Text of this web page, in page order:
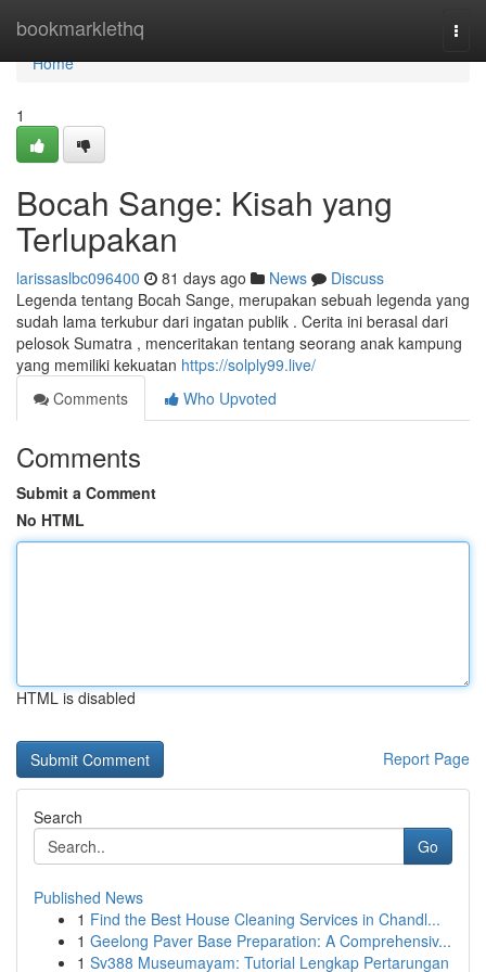
bookmarklethq
Home
Home
1
Bocah Sange: Kisah yang
Terlupakan
larissaslbc096400 81 days ago News
Discuss
Legenda tentang Bocah Sange, merupakan sebuah legenda yang
sudah lama terkubur dari ingatan publik . Cerita ini berasal dari
pelosok Sumatra , menceritakan tentang seorang anak kampung
yang memiliki kekuatan https://solply99.live/
Comments
Who Upvoted
Comments
Submit a Comment
No HTML
HTML is disabled
Report Page
Search
Go
Published News
1 Find the Best House Cleaning Services in Chandl...
1 Geelong Paver Base Preparation: A Comprehensiv...
1 Sv388 Museumayam: Tutorial Lengkap Pertarungan